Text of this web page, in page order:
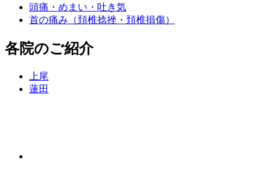
頭痛・めまい・吐き気
首の痛み（頚椎捻挫・頚椎損傷）
各院のご紹介
上尾
蓮田